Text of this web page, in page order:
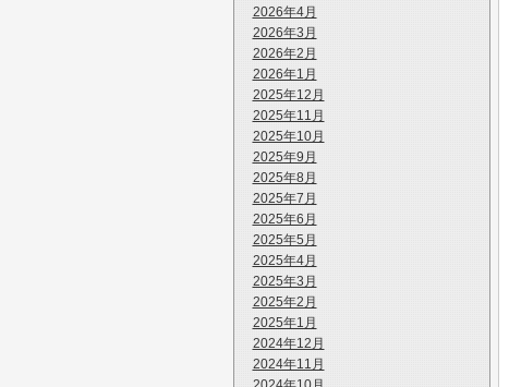
2026年4月
2026年3月
2026年2月
2026年1月
2025年12月
2025年11月
2025年10月
2025年9月
2025年8月
2025年7月
2025年6月
2025年5月
2025年4月
2025年3月
2025年2月
2025年1月
2024年12月
2024年11月